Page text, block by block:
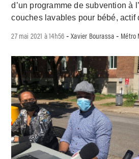
d’un programme de subvention à
couches lavables pour bébé, actif
27 mai 2021 à 14h56 -Xavier Bourassa - Métro